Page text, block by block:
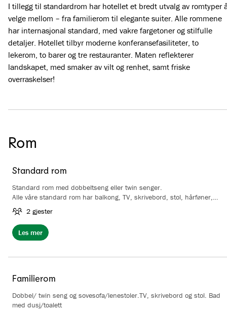
I tillegg til standardrom har hotellet et bredt utvalg av romtyper
velge mellom – fra familierom til elegante suiter. Alle rommene
har internasjonal standard, med vakre fargetoner og stilfulle
detaljer. Hotellet tilbyr moderne konferansefasiliteter, to
lekerom, to barer og tre restauranter. Maten reflekterer
landskapet, med smaker av vilt og renhet, samt friske
overraskelser!
Rom
Standard rom
Standard rom med dobbeltseng eller twin senger.
Alle våre standard rom har balkong, TV, skrivebord, stol, hårføner,
garderobe og kaffe/te fasiliteter. Bad med dusj.
2 gjester
Les mer
Familierom
Dobbel/ twin seng og sovesofa/lenestoler.TV, skrivebord og stol. Bad
med dusj/toalett